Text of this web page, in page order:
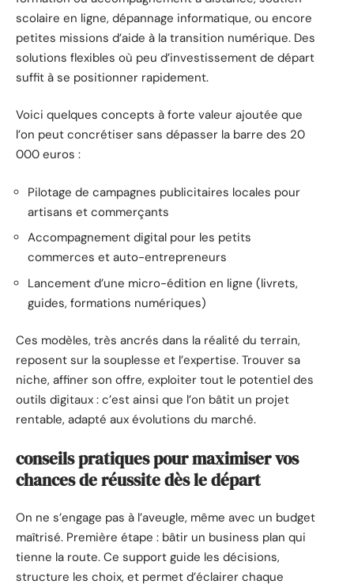
scolaire en ligne, dépannage informatique, ou encore
petites missions d’aide à la transition numérique. Des
solutions flexibles où peu d’investissement de départ
suffit à se positionner rapidement.
Voici quelques concepts à forte valeur ajoutée que
l’on peut concrétiser sans dépasser la barre des 20
000 euros :
Pilotage de campagnes publicitaires locales pour
artisans et commerçants
Accompagnement digital pour les petits
commerces et auto-entrepreneurs
Lancement d’une micro-édition en ligne (livrets,
guides, formations numériques)
Ces modèles, très ancrés dans la réalité du terrain,
reposent sur la souplesse et l’expertise. Trouver sa
niche, affiner son offre, exploiter tout le potentiel des
outils digitaux : c’est ainsi que l’on bâtit un projet
rentable, adapté aux évolutions du marché.
conseils pratiques pour maximiser vos
chances de réussite dès le départ
On ne s’engage pas à l’aveugle, même avec un budget
maîtrisé. Première étape : bâtir un business plan qui
tienne la route. Ce support guide les décisions,
structure les choix, et permet d’éclairer chaque